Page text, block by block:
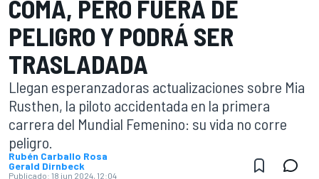
COMA, PERO FUERA DE
PELIGRO Y PODRÁ SER
TRASLADADA
Llegan esperanzadoras actualizaciones sobre Mia
Rusthen, la piloto accidentada en la primera
carrera del Mundial Femenino: su vida no corre
peligro.
Rubén Carballo Rosa
Gerald Dirnbeck
Publicado: 18 jun 2024, 12:04